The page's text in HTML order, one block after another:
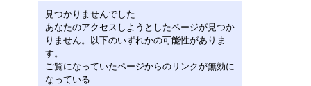
見つかりませんでした
あなたのアクセスしようとしたページが見つか
りません。以下のいずれかの可能性がありま
す。
ご覧になっていたページからのリンクが無効に
なっている